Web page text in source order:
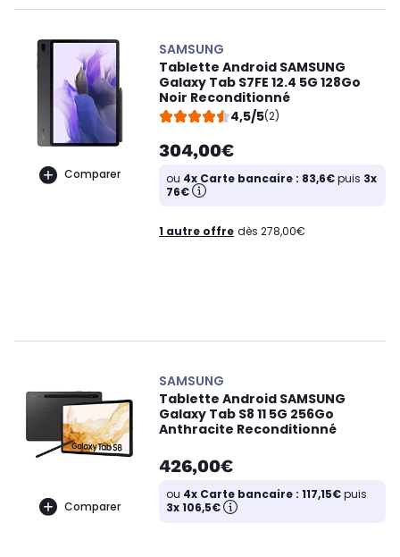
Comparer
SAMSUNG
Tablette Android SAMSUNG
Galaxy Tab S7FE 12.4 5G 128Go
Noir Reconditionné
4,5/5(2)
304,00€
ou 4x Carte bancaire : 83,6€puis 3x
76€
1 autre offre dès 278,00€
Comparer
SAMSUNG
Tablette Android SAMSUNG
Galaxy Tab S8 11 5G 256Go
Anthracite Reconditionné
426,00€
ou 4x Carte bancaire : 117,15€puis
3x 106,5€